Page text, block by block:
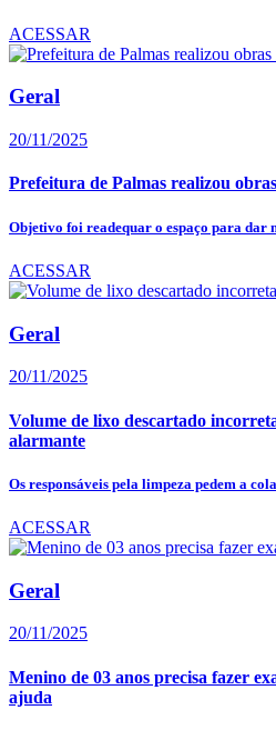
ACESSAR
Geral
20/11/2025
Prefeitura de Palmas realizou
Objetivo foi readequar o espaço para dar
ACESSAR
Geral
20/11/2025
Volume de lixo descartado
alarmante
Os responsáveis pela limpeza pedem a
ACESSAR
Geral
20/11/2025
Menino de 03 anos precisa fazer
ajuda